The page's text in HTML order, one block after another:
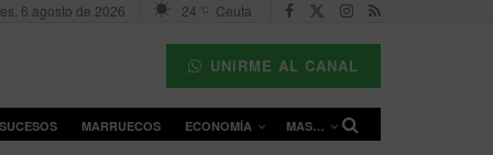
6 agosto de 2026 24 °C Ceuta
UNIRME AL CANAL
MARRUECOS ECONOMÍA MAS…